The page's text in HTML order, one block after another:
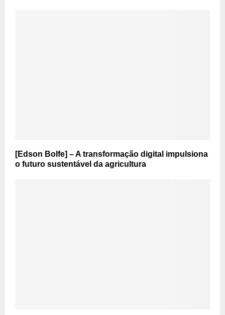
[Edson Bolfe] – A transformação digital impulsiona
o futuro sustentável da agricultura